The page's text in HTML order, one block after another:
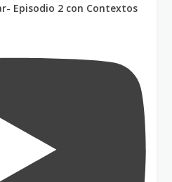
Episodio 2 con Contextos